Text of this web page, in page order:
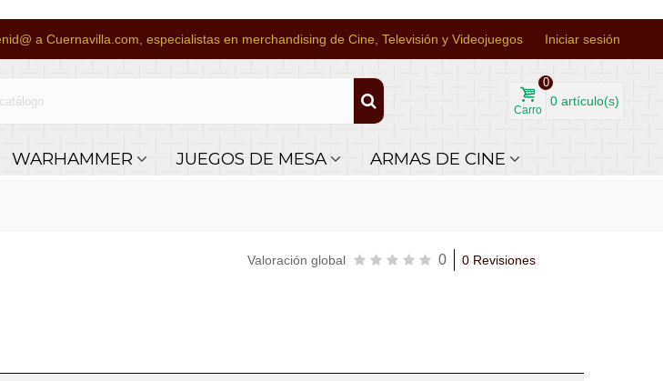
a Cuernavilla.com, especialistas en merchandising de Cine, Televisión y Videojuegos Iniciar sesión
Carro
0
0 artículo(s)
WARHAMMER JUEGOS DE MESA ARMAS DE CINE
Valoración global 0 0 Revisiones